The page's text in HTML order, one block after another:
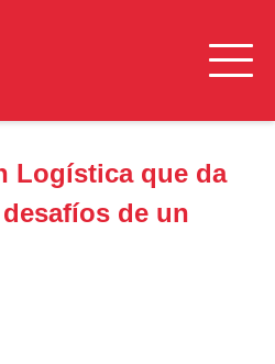
Logística que da
de un